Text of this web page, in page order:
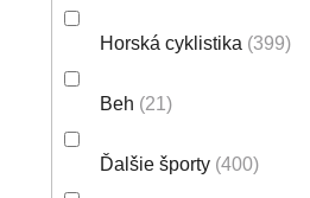
Horská cyklistika 399
Beh 21
Ďalšie športy 400